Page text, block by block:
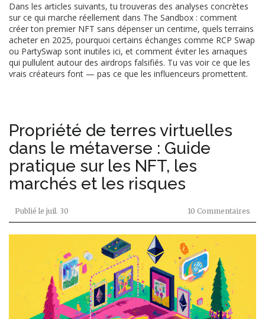
Dans les articles suivants, tu trouveras des analyses concrètes
sur ce qui marche réellement dans The Sandbox : comment
créer ton premier NFT sans dépenser un centime, quels terrains
acheter en 2025, pourquoi certains échanges comme RCP Swap
ou PartySwap sont inutiles ici, et comment éviter les arnaques
qui pullulent autour des airdrops falsifiés. Tu vas voir ce que les
vrais créateurs font — pas ce que les influenceurs promettent.
Propriété de terres virtuelles
dans le métaverse : Guide
pratique sur les NFT, les
marchés et les risques
Publié le juil. 30 10 Commentaires